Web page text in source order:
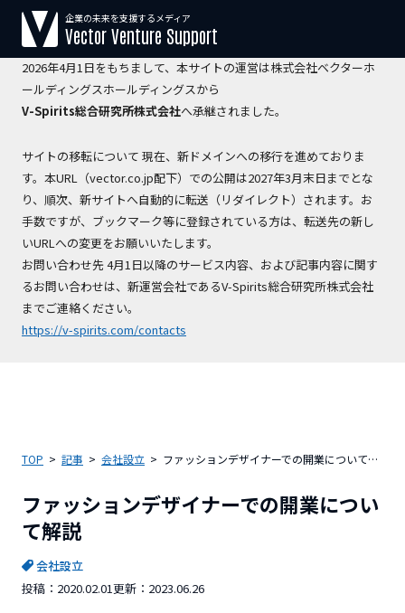
【運営会社変更のお知らせ】
2026年4月1日をもちまして、本サイトの運営は株式会社ベクターホ
ールディングスホールディングスから
V-Spirits総合研究所株式会社へ承継されました。
サイトの移転について 現在、新ドメインへの移行を進めておりま
す。本URL（vector.co.jp配下）での公開は2027年3月末日までとな
り、順次、新サイトへ自動的に転送（リダイレクト）されます。お
手数ですが、ブックマーク等に登録されている方は、転送先の新し
いURLへの変更をお願いいたします。
お問い合わせ先 4月1日以降のサービス内容、および記事内容に関す
るお問い合わせは、新運営会社であるV-Spirits総合研究所株式会社
までご連絡ください。
https://v-spirits.com/contacts
企業の未来を支援するメディア
Vector Venture Support
TOP 記事 会社設立 ファッションデザイナーでの開業について解説
ファッションデザイナーでの開業につい
て解説
会社設立
投稿： 2020.02.01更新： 2023.06.26